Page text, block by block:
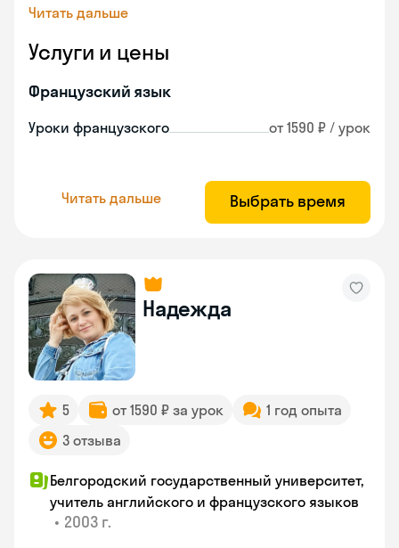
Читать дальше
Услуги и цены
Французский язык
Уроки французского от 1590 ₽ / урок
Читать дальше Выбрать время
Надежда
5 от 1590 ₽ за урок
1 год опыта
3 отзыва
Белгородский государственный университет,
учитель английского и французского языков
• 2003 г.